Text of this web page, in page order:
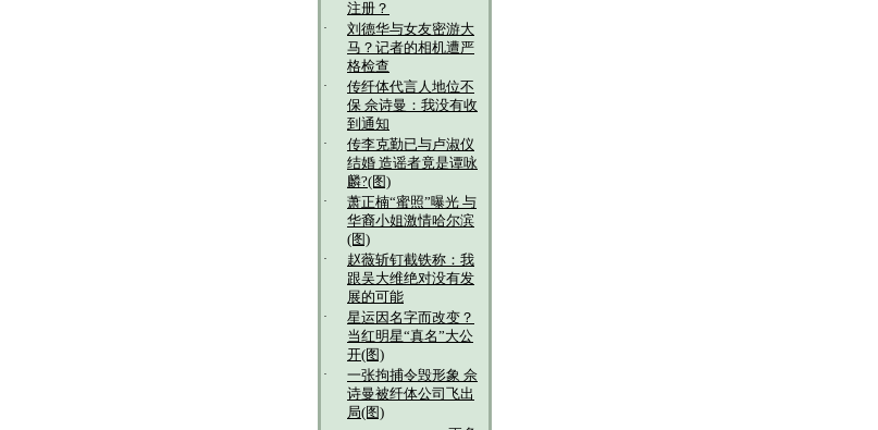
注册？
·
刘德华与女友密游大
马？记者的相机遭严
格检查
·
传纤体代言人地位不
保 佘诗曼：我没有收
到通知
·
传李克勤已与卢淑仪
结婚 造谣者竟是谭咏
麟?(图)
·
萧正楠“蜜照”曝光 与
华裔小姐激情哈尔滨
(图)
·
赵薇斩钉截铁称：我
跟吴大维绝对没有发
展的可能
·
星运因名字而改变？
当红明星“真名”大公
开(图)
·
一张拘捕令毁形象 佘
诗曼被纤体公司飞出
局(图)